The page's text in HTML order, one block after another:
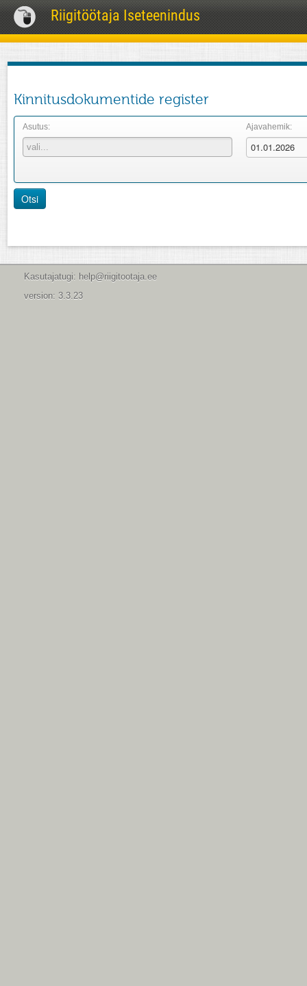
Riigitöötaja Iseteenindus
Kinnitusdokumentide register
Asutus: Ajavahemik:
Otsi
Kasutajatugi: help@riigitootaja.ee
version: 3.3.23